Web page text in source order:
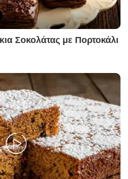
Σοκολάτας με Πορτοκάλι